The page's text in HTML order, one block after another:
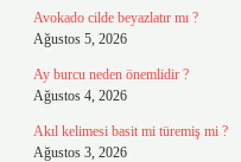
Avokado cilde beyazlatır mı ?
Ağustos 5, 2026
Ay burcu neden önemlidir ?
Ağustos 4, 2026
Akıl kelimesi basit mi türemiş mi ?
Ağustos 3, 2026